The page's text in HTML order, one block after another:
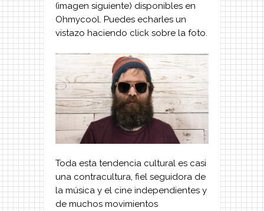
(imagen siguiente) disponibles en
Ohmycool. Puedes echarles un
vistazo haciendo click sobre la foto.
Toda esta tendencia cultural es casi
una contracultura, fiel seguidora de
la música y el cine independientes y
de muchos movimientos